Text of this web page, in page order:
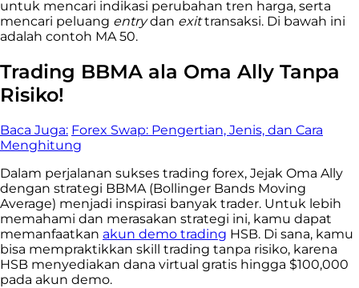
untuk mencari indikasi perubahan tren harga, serta
mencari peluang entrydan exittransaksi. Di bawah ini
adalah contoh MA 50.
Trading BBMA ala Oma Ally Tanpa
Risiko!
Baca Juga: Forex Swap: Pengertian, Jenis, dan Cara
Menghitung
Dalam perjalanan sukses trading forex, Jejak Oma Ally
dengan strategi BBMA (Bollinger Bands Moving
Average) menjadi inspirasi banyak trader. Untuk lebih
memahami dan merasakan strategi ini, kamu dapat
memanfaatkan akun demo trading HSB. Di sana, kamu
bisa mempraktikkan skill trading tanpa risiko, karena
HSB menyediakan dana virtual gratis hingga $100,000
pada akun demo.